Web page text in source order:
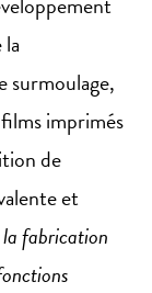
surmoulage,
imprimés
de
et
la fabrication